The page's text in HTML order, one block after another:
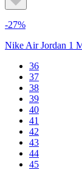
-27%
Nike Air Jordan 1
36
37
38
39
40
41
42
43
44
45